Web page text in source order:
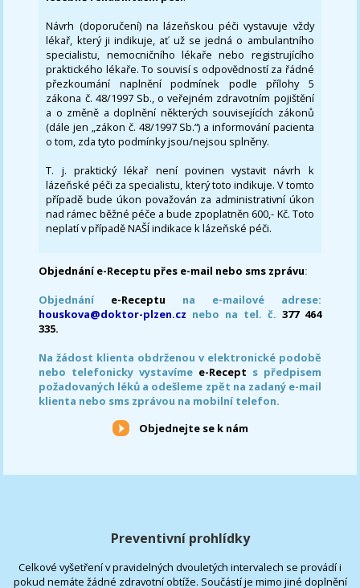
Návrh (doporučení) na lázeňskou péči vystavuje vždy
lékař, který ji indikuje, ať už se jedná o ambulantního
specialistu, nemocničního lékaře nebo registrujícího
praktického lékaře. To souvisí s odpovědností za řádné
přezkoumání naplnění podmínek podle přílohy 5
zákona č. 48/1997 Sb., o veřejném zdravotním pojištění
a o změně a doplnění některých souvisejících zákonů
(dále jen „zákon č. 48/1997 Sb.“) a informování pacienta
o tom, zda tyto podmínky jsou/nejsou splněny.
T. j. praktický lékař není povinen vystavit návrh k
lázeňské péči za specialistu, který toto indikuje. V tomto
případě bude úkon považován za administrativní úkon
nad rámec běžné péče a bude zpoplatněn 600,- Kč. Toto
neplatí v případě NAŠÍ indikace k lázeňské péči.
Objednání e-Receptu přes e-mail nebo sms zprávu:
Objednání e-Receptu na e-mailové adrese:
houskova@doktor-plzen.cz nebo na tel. č. 377 464
335.
Na žádost klienta obdrženou v elektronické podobě
nebo telefonicky vystavíme e-Recept s předpisem
požadovaných léků a odešleme zpět na zadaný e-mail
klienta nebo sms zprávou na mobilní telefon.
Objednejte se k nám
Preventivní prohlídky
Celkové vyšetření v pravidelných dvouletých intervalech se provádí i
pokud nemáte žádné zdravotní obtíže. Součástí je mimo jiné doplnění